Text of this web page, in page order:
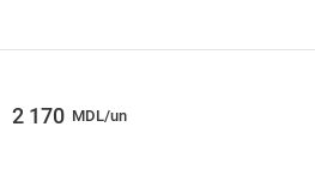
2 170 MDL/un